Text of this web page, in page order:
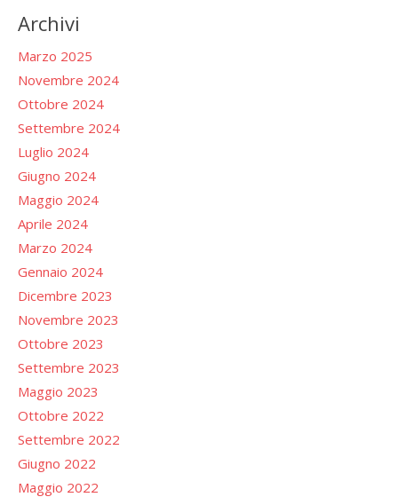
Archivi
Marzo 2025
Novembre 2024
Ottobre 2024
Settembre 2024
Luglio 2024
Giugno 2024
Maggio 2024
Aprile 2024
Marzo 2024
Gennaio 2024
Dicembre 2023
Novembre 2023
Ottobre 2023
Settembre 2023
Maggio 2023
Ottobre 2022
Settembre 2022
Giugno 2022
Maggio 2022